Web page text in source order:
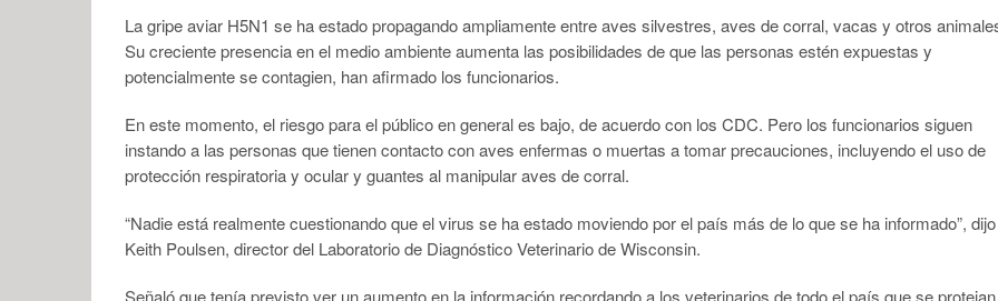
La gripe aviar H5N1 se ha estado propagando ampliamente entre aves silvestres, aves de corral, vacas y otros
Su creciente presencia en el medio ambiente aumenta las posibilidades de que las personas estén expuestas y
potencialmente se contagien, han afirmado los funcionarios.
En este momento, el riesgo para el público en general es bajo, de acuerdo con los CDC. Pero los funcionarios siguen
instando a las personas que tienen contacto con aves enfermas o muertas a tomar precauciones, incluyendo el uso de
protección respiratoria y ocular y guantes al manipular aves de corral.
“Nadie está realmente cuestionando que el virus se ha estado moviendo por el país más de lo que se ha informado”, dijo
Keith Poulsen, director del Laboratorio de Diagnóstico Veterinario de Wisconsin.
Señaló que tenía previsto ver un aumento en la información recordando a los veterinarios de todo el país que se protejan